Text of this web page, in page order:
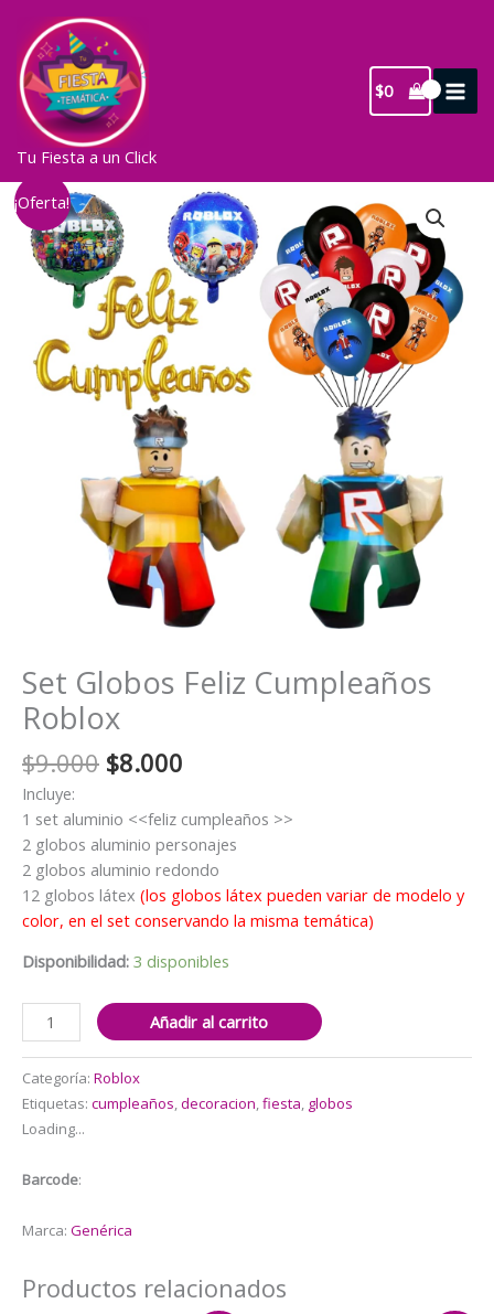
contenido
Tu Fiesta a un Click
$0
¡Oferta!
Set Globos Feliz Cumpleaños
Roblox
$9.000 El
original
era:
$9.000.
$8.000
actual
es:
$8.000.
Incluye:
1 set aluminio <<feliz cumpleaños >>
2 globos aluminio personajes
2 globos aluminio redondo
12 globos látex (los globos látex pueden variar de modelo y
color, en el set conservando la misma temática)
Disponibilidad: 3 disponibles
Globos
Feliz
Cumpleaños
Roblox
cantidad
Añadir al carrito
Categoría: Roblox
Etiquetas: cumpleaños,decoracion,fiesta, globos
Loading...
Barcode:
Marca: Genérica
Productos relacionados